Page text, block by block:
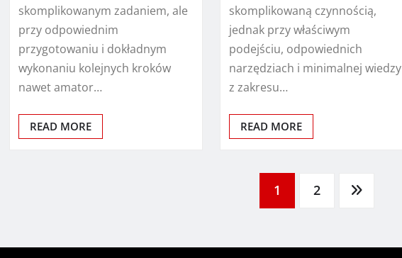
skomplikowanym zadaniem, ale
przy odpowiednim
przygotowaniu i dokładnym
wykonaniu kolejnych kroków
nawet amator…
READ MORE
skomplikowaną czynnością,
jednak przy właściwym
podejściu, odpowiednich
narzędziach i minimalnej wiedzy
z zakresu…
READ MORE
wpisów
1 2